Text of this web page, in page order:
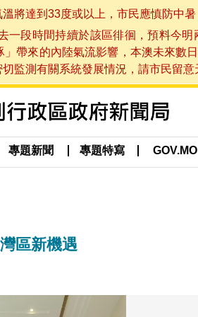
將達到33度或以上，市民應慎防中
一段時間持續於該區徘徊，預料今
帶來的內陸氣流影響，本澳未來數
監測有關系統發展情況，請市民留
專題新聞 專題特寫 GOV.MO
區新機遇